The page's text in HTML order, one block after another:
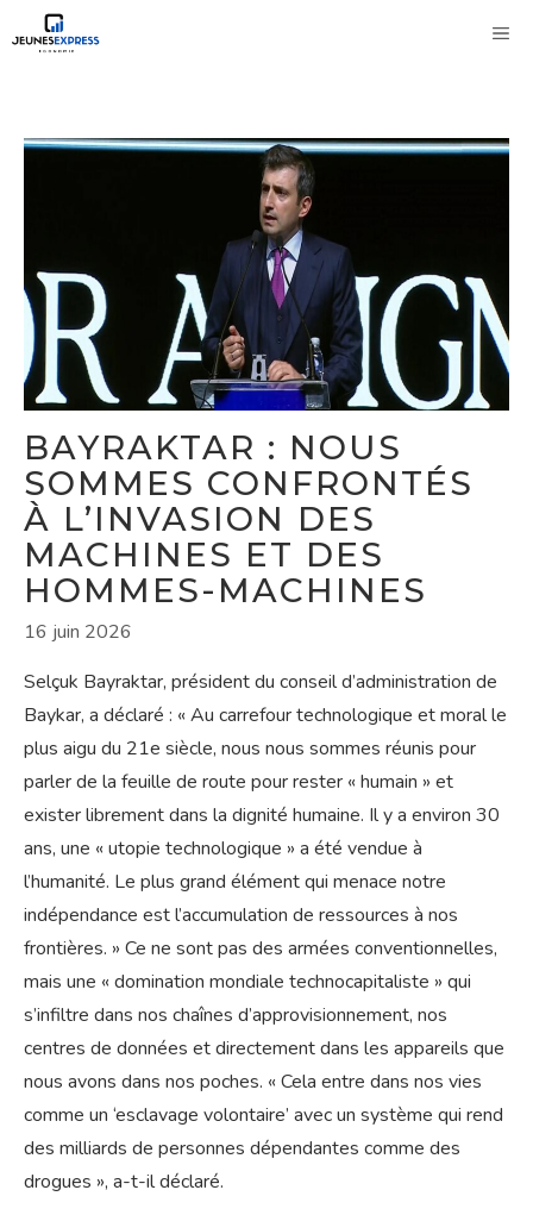
au
BAYRAKTAR : NOUS
SOMMES CONFRONTÉS
À L’INVASION DES
MACHINES ET DES
HOMMES-MACHINES
16 juin 2026
Selçuk Bayraktar, président du conseil d’administration de
Baykar, a déclaré : « Au carrefour technologique et moral le
plus aigu du 21e siècle, nous nous sommes réunis pour
parler de la feuille de route pour rester « humain » et
exister librement dans la dignité humaine. Il y a environ 30
ans, une « utopie technologique » a été vendue à
l’humanité. Le plus grand élément qui menace notre
indépendance est l’accumulation de ressources à nos
frontières. » Ce ne sont pas des armées conventionnelles,
mais une « domination mondiale technocapitaliste » qui
s’infiltre dans nos chaînes d’approvisionnement, nos
centres de données et directement dans les appareils que
nous avons dans nos poches. « Cela entre dans nos vies
comme un ‘esclavage volontaire’ avec un système qui rend
des milliards de personnes dépendantes comme des
drogues », a-t-il déclaré.